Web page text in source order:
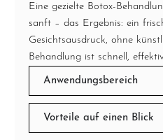
Eine gezielte Botox-
sanft – das Ergebnis: ein
Gesichtsausdruck, ohne
Behandlung ist schnell,
Anwendungsbereich
Vorteile auf einen Blick